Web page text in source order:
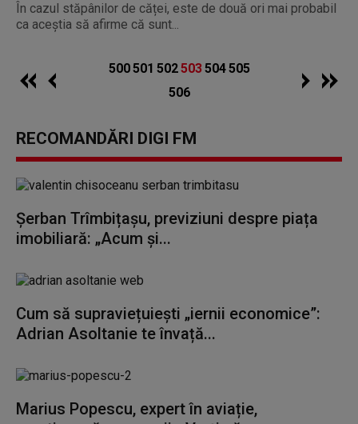
În cazul stăpânilor de căței, este de două ori mai probabil
ca aceștia să afirme că sunt...
500501 502503504505
506
RECOMANDĂRI DIGI FM
Șerban Trîmbițașu, previziuni despre piața
imobiliară: „Acum și...
Cum să supraviețuiești „iernii economice”:
Adrian Asoltanie te învață...
Marius Popescu, expert în aviație,